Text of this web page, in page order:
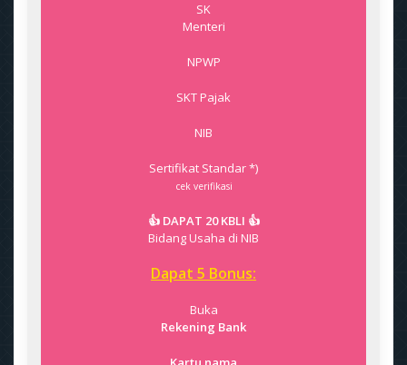
SK
Menteri
NPWP
SKT Pajak
NIB
Sertifikat Standar *)
cek verifikasi
👍 DAPAT 20 KBLI 👍
Bidang Usaha di NIB
Dapat 5 Bonus:
Buka
Rekening Bank